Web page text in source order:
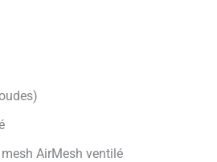
AirMesh ventilé